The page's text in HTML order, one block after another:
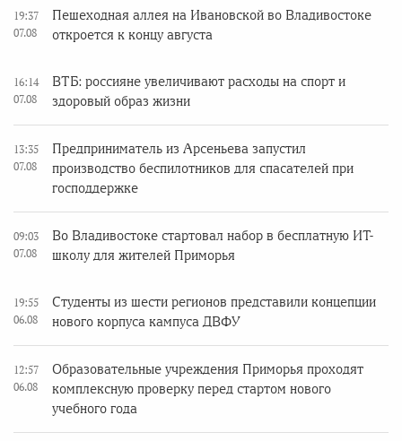
19:37
07.08
Пешеходная аллея на Ивановской во Владивостоке
откроется к концу августа
16:14
07.08
ВТБ: россияне увеличивают расходы на спорт и
здоровый образ жизни
13:35
07.08
Предприниматель из Арсеньева запустил
производство беспилотников для спасателей при
господдержке
09:03
07.08
Во Владивостоке стартовал набор в бесплатную ИТ-
школу для жителей Приморья
19:55
06.08
Студенты из шести регионов представили концепции
нового корпуса кампуса ДВФУ
12:57
06.08
Образовательные учреждения Приморья проходят
комплексную проверку перед стартом нового
учебного года